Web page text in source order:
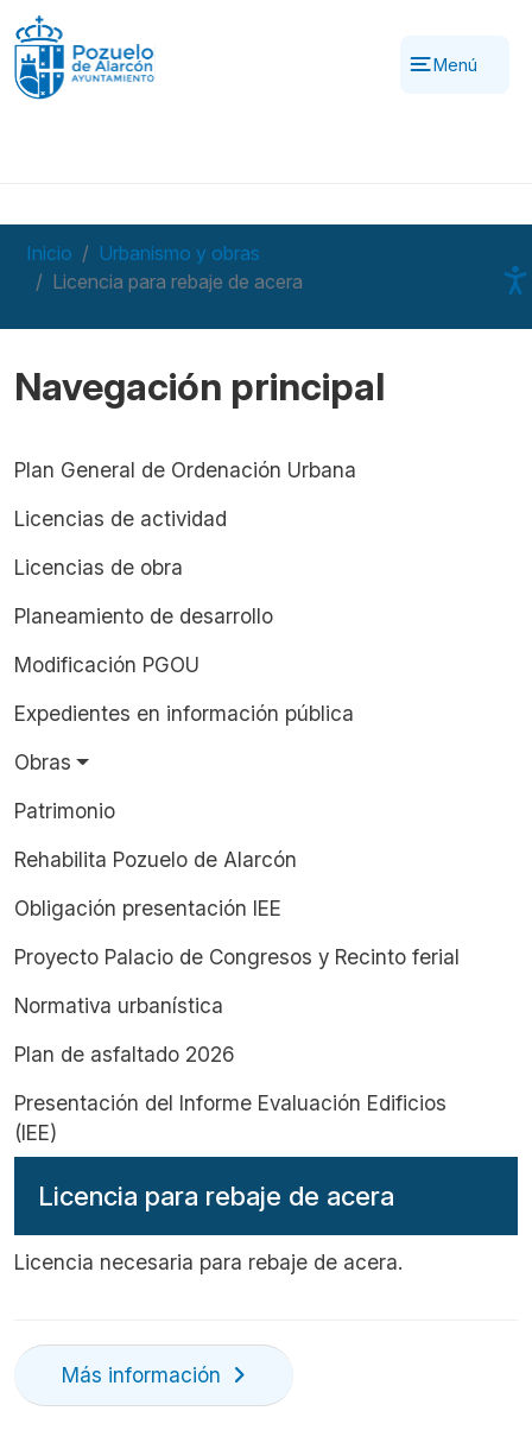
Pasar al contenido principal
Menú
Inicio
Urbanismo y obras
Licencia para rebaje de acera
Navegación principal
Plan General de Ordenación Urbana
Licencias de actividad
Licencias de obra
Planeamiento de desarrollo
Modificación PGOU
Expedientes en información pública
Obras
Patrimonio
Rehabilita Pozuelo de Alarcón
Obligación presentación IEE
Proyecto Palacio de Congresos y Recinto ferial
Normativa urbanística
Plan de asfaltado 2026
Presentación del Informe Evaluación Edificios
(IEE)
Licencia para rebaje de acera
Licencia necesaria para rebaje de acera.
Más información